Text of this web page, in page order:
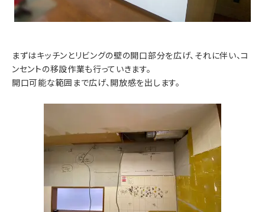
まずはキッチンとリビングの壁の開口部分を広げ、それに伴い、コ
ンセントの移設作業も行っていきます。
開口可能な範囲まで広げ、開放感を出します。